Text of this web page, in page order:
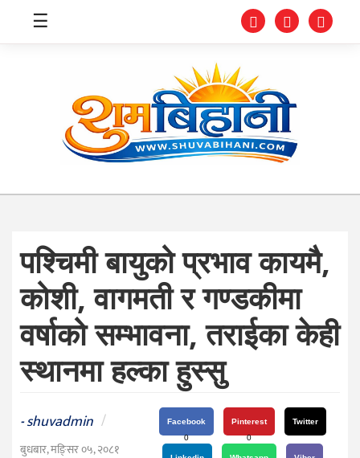
स्वास्थ्य
शिक्षा
संघीय
प्रविधि
जीवनशैली
दर्शन
संस्कृति
विचार
☰
पश्चिमी बायुको प्रभाव कायमै,
कोशी, वागमती र गण्डकीमा
वर्षाको सम्भावना, तराईका केही
स्थानमा हल्का हुस्सु
-shuvadmin /
बुधबार, मङि्सर ०५, २०८१
Facebook
0
Pinterest
0
Twitter